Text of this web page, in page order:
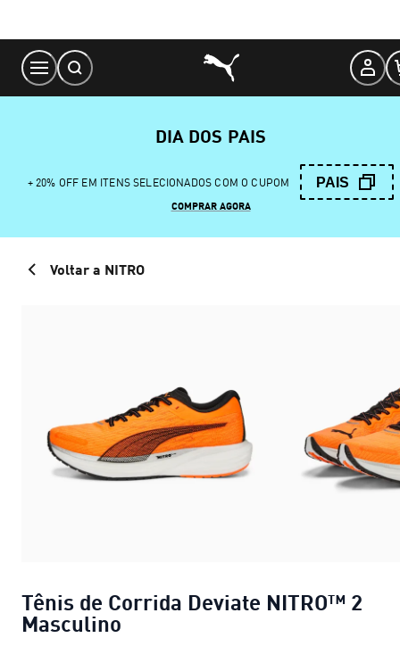
Content
DIA DOS PAIS
+ 20% OFF EM ITENS SELECIONADOS COM O CUPOM PAIS
COMPRAR AGORA
Voltar a NITRO
Tênis de Corrida Deviate NITRO™ 2
Masculino